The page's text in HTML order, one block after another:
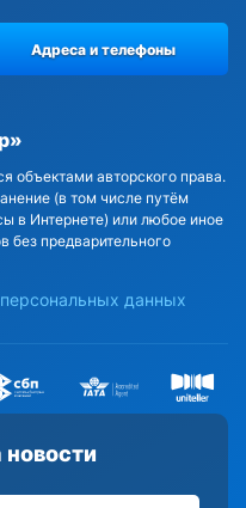
объектами авторского права.
(в том числе путём
в Интернете) или любое иное
без предварительного
данных
Адреса и телефоны